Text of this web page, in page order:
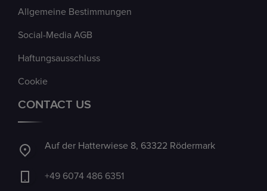
Allgemeine Bestimmungen
Social-Media AGB
Haftungsausschluss
Cookie
CONTACT US
Auf der Hatterwiese 8, 63322 Rödermark
+49 6074 486 6351